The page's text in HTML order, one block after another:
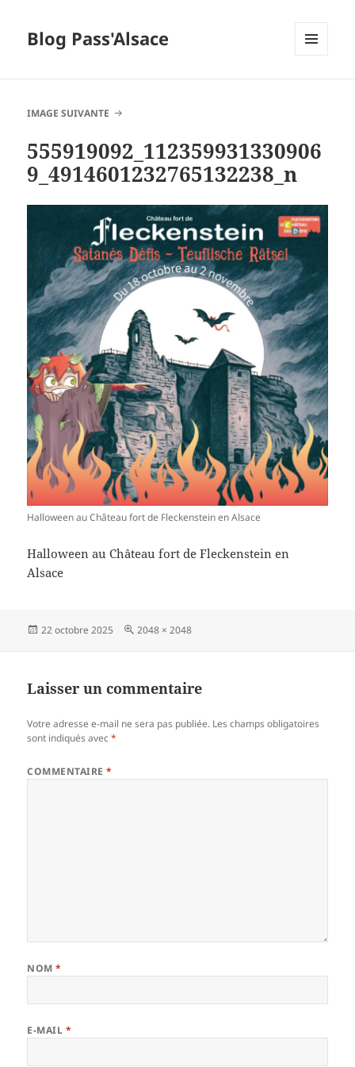
Blog Pass'Alsace
IMAGE SUIVANTE
555919092_112359931330906
9_4914601232765132238_n
Halloween au Château fort de Fleckenstein en Alsace
Halloween au Château fort de Fleckenstein en
Alsace
Publié
22 octobre 2025
Taille
2048 × 2048
Laisser un commentaire
Votre adresse e-mail ne sera pas publiée. Les champs obligatoires
sont indiqués avec*
COMMENTAIRE*
NOM*
E-MAIL *